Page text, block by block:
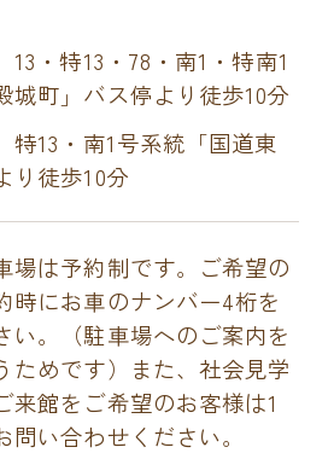
・特13・78・南1・特南1
城町」バス停より徒歩10分
13・南1号系統「国道東
り徒歩10分
場は予約制です。ご希望の
時にお車のナンバー4桁を
い。（駐車場へのご案内を
ためです）また、社会見学
来館をご希望のお客様は1
い合わせください。